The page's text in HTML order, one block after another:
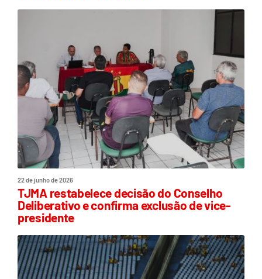
22 de junho de 2026
TJMA restabelece decisão do Conselho
Deliberativo e confirma exclusão de vice-
presidente